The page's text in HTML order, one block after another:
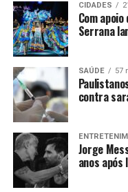
O casamento
Ottavio já tinha um
malhas esportivas
zíper. A inovação,
precisar tirar os
italianas, inclusive a
Jogos Olímpicos de
Leia Também:
facílima com três
CIDADES
Com
Serrana
SAÚDE 57
contra
Jorge
anos